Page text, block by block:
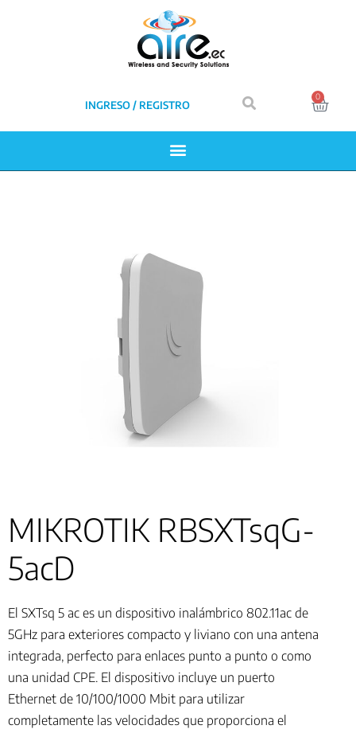
INGRESO / REGISTRO
0
MIKROTIK RBSXTsqG-
5acD
El SXTsq 5 ac es un dispositivo inalámbrico 802.11ac de
5GHz para exteriores compacto y liviano con una antena
integrada, perfecto para enlaces punto a punto o como
una unidad CPE. El dispositivo incluye un puerto
Ethernet de 10/100/1000 Mbit para utilizar
completamente las velocidades que proporciona el